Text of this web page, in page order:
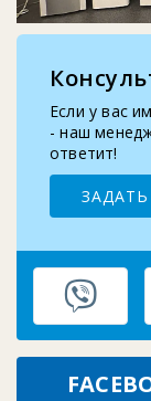
2025-10-29
Запчасти
2025-09-10
Замена
Если у вас
- наш
ответит!